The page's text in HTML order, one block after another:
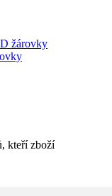
žárovky
kteří zboží